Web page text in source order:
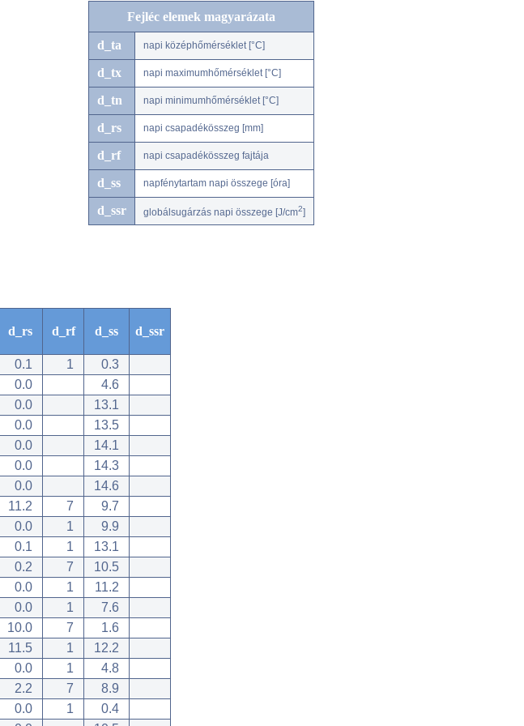
Fejléc elemek magyarázata
d_ta napi középhőmérséklet [°C]
d_tx napi maximumhőmérséklet [°C]
d_tn napi minimumhőmérséklet [°C]
d_rs napi csapadékösszeg [mm]
d_rf napi csapadékösszeg fajtája
d_ss napfénytartam napi összege [óra]
d_ssr globálsugárzás napi összege [J/cm2]
d_rs d_rf d_ss d_ssr
0.1 1
0.3
0.0
4.6
0.0
13.1
0.0
13.5
0.0
14.1
0.0
14.3
0.0
14.6
11.2 7
9.7
0.0 1
9.9
0.1 1
13.1
0.2 7
10.5
0.0 1
11.2
0.0 1
7.6
10.0 7
1.6
11.5 1
12.2
0.0 1
4.8
2.2 7
8.9
0.0 1
0.4